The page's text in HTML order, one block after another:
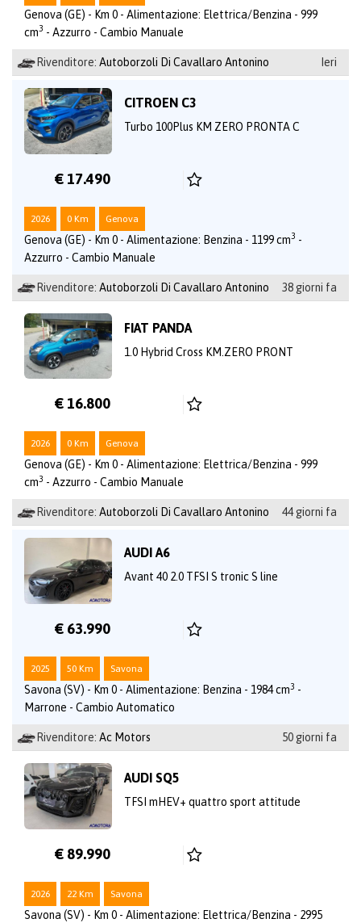
Genova (GE) - Km 0 - Alimentazione: Elettrica/Benzina - 999
cm3 - Azzurro - Cambio Manuale
Rivenditore: Autoborzoli Di Cavallaro Antonino Ieri
CITROEN C3
Turbo 100Plus KM ZERO PRONTA C
€ 17.490
2026 0 Km Genova
Genova (GE) - Km 0 - Alimentazione: Benzina - 1199 cm3 -
Azzurro - Cambio Manuale
Rivenditore: Autoborzoli Di Cavallaro Antonino 38 giorni fa
FIAT PANDA
1.0 Hybrid Cross KM.ZERO PRONT
€ 16.800
2026 0 Km Genova
Genova (GE) - Km 0 - Alimentazione: Elettrica/Benzina - 999
cm3 - Azzurro - Cambio Manuale
Rivenditore: Autoborzoli Di Cavallaro Antonino 44 giorni fa
AUDI A6
Avant 40 2.0 TFSI S tronic S line
€ 63.990
2025 50 Km Savona
Savona (SV) - Km 0 - Alimentazione: Benzina - 1984 cm3 -
Marrone - Cambio Automatico
Rivenditore: Ac Motors 50 giorni fa
AUDI SQ5
TFSI mHEV+ quattro sport attitude
€ 89.990
2026 22 Km Savona
Savona (SV) - Km 0 - Alimentazione: Elettrica/Benzina - 2995